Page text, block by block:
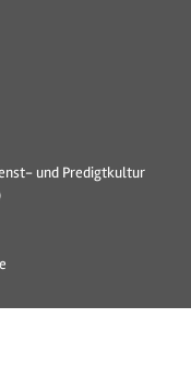
und Predigtkultur